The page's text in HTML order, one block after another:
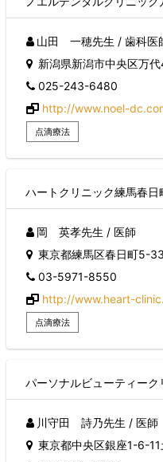
山田 一穂先生 / 歯科医
新潟県新潟市中央区万
025-243-6480
http://www.noel-
点滴療法
ハートクリニック練馬春日
岡 英孝先生 / 医師
東京都練馬区春日町5-
03-5971-8550
http://www.heart-
点滴療法
パーソナルビューティーク
川守田 詩乃先生 / 医師
東京都中央区銀座1-6-